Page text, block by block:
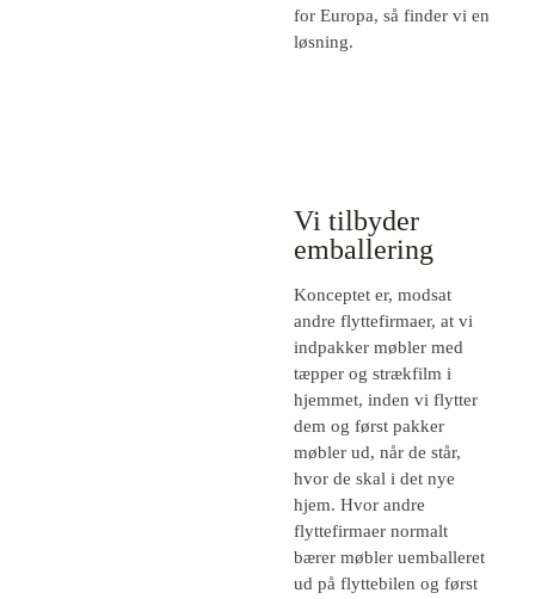
for Europa, så finder vi en
løsning.
Vi tilbyder
emballering
Konceptet er, modsat
andre flyttefirmaer, at vi
indpakker møbler med
tæpper og strækfilm i
hjemmet, inden vi flytter
dem og først pakker
møbler ud, når de står,
hvor de skal i det nye
hjem. Hvor andre
flyttefirmaer normalt
bærer møbler uemballeret
ud på flyttebilen og først